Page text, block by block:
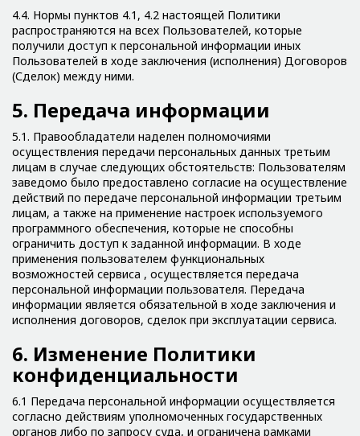
4.4. Нормы пунктов 4.1, 4.2 настоящей Политики
распространяются на всех Пользователей, которые
получили доступ к персональной информации иных
Пользователей в ходе заключения (исполнения) Договоров
(Сделок) между ними.
5. Передача информации
5.1. Правообладатели наделен полномочиями
осуществления передачи персональных данных третьим
лицам в случае следующих обстоятельств: Пользователям
заведомо было предоставлено согласие на осуществление
действий по передаче персональной информации третьим
лицам, а также на применение настроек используемого
программного обеспечения, которые не способны
ограничить доступ к заданной информации. В ходе
применения пользователем функциональных
возможностей сервиса , осуществляется передача
персональной информации пользователя. Передача
информации является обязательной в ходе заключения и
исполнения договоров, сделок при эксплуатации сервиса.
6. Изменение Политики
конфиденциальности
6.1 Передача персональной информации осуществляется
согласно действиям уполномоченных государственных
органов либо по запросу суда, и ограничена рамками